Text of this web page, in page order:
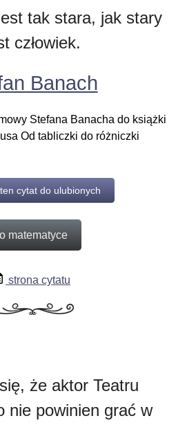
tak stara, jak stary
człowiek.
Banach
Stefana Banacha do książki
Od tabliczki do różniczki
cytat do ulubionych
matematyce
strona cytatu
że aktor Teatru
nie powinien grać w